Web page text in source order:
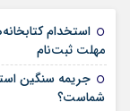
استخدام
مهلت ثبت‌نام
جریمه سنگین
شماست؟